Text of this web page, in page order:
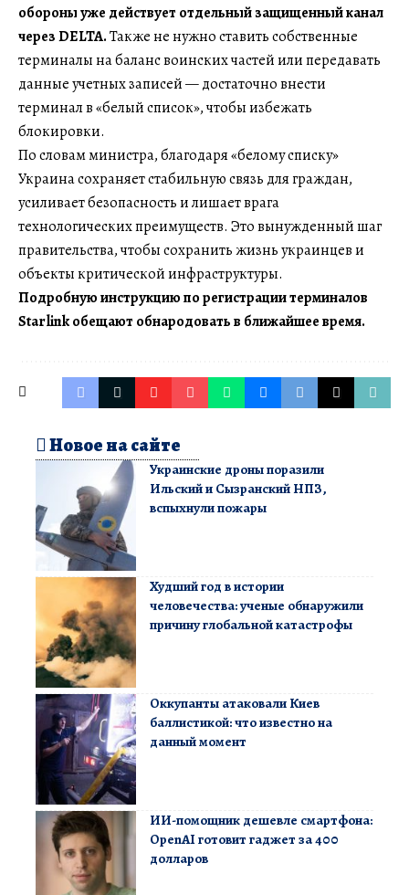
обороны уже действует отдельный защищенный канал
через DELTA.Также не нужно ставить собственные
терминалы на баланс воинских частей или передавать
данные учетных записей — достаточно внести
терминал в «белый список», чтобы избежать
блокировки.
По словам министра, благодаря «белому списку»
Украина сохраняет стабильную связь для граждан,
усиливает безопасность и лишает врага
технологических преимуществ. Это вынужденный шаг
правительства, чтобы сохранить жизнь украинцев и
объекты критической инфраструктуры.
Подробную инструкцию по регистрации терминалов
Starlink обещают обнародовать в ближайшее время.
Новое на сайте
Украинские дроны поразили
Ильский и Сызранский НПЗ,
вспыхнули пожары
Худший год в истории
человечества: ученые обнаружили
причину глобальной катастрофы
Оккупанты атаковали Киев
баллистикой: что известно на
данный момент
ИИ-помощник дешевле смартфона:
OpenAI готовит гаджет за 400
долларов